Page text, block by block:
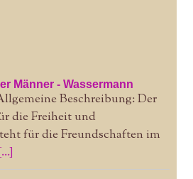
Männer - Wassermann
Beschreibung: Der
die Freiheit und
für die Freundschaften im